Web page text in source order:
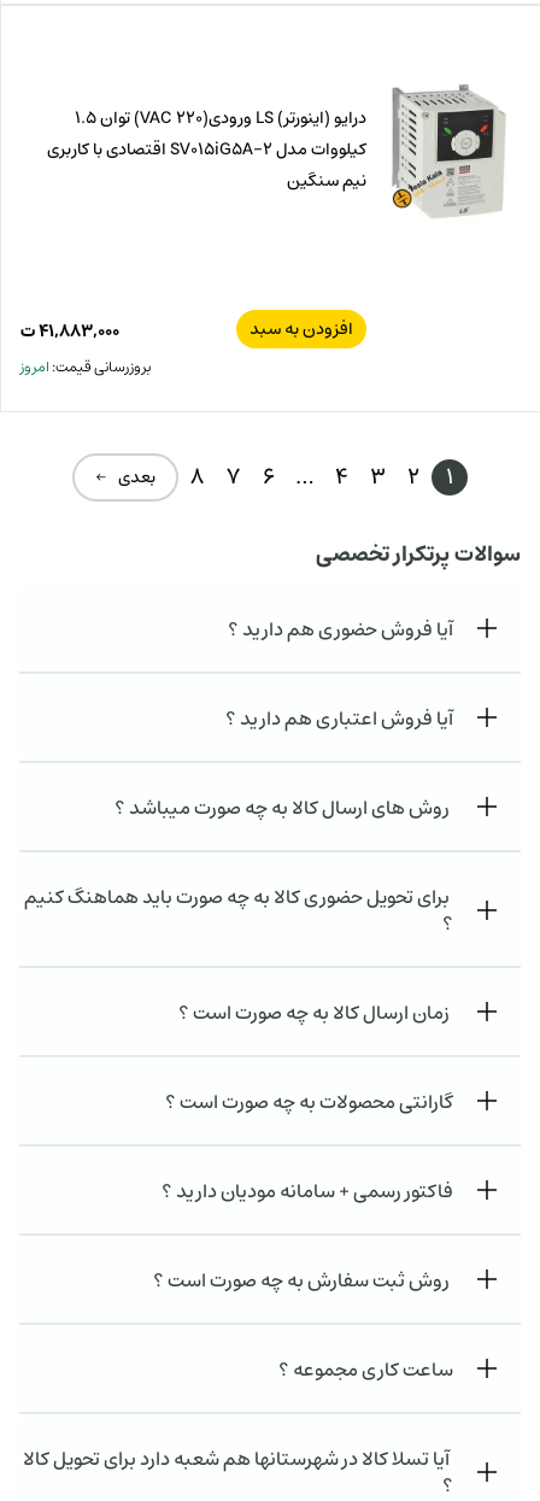
درایو (اینورتر) LS ورودی(220 VAC) توان 1.5
کیلووات مدل SV015iG5A-2 اقتصادی با کاربری
نیم سنگین
افزودن به سبد ۴۱,۸۸۳,۰۰۰ت
بروزرسانی قیمت:امروز
1
2
3
4
…
6
7
8 بعدی ←
سوالات پرتکرار تخصصی
آیا فروش حضوری هم دارید ؟
آیا فروش اعتباری هم دارید ؟
روش های ارسال کالا به چه صورت میباشد ؟
برای تحویل حضوری کالا به چه صورت باید هماهنگ کنیم
؟
زمان ارسال کالا به چه صورت است ؟
گارانتی محصولات به چه صورت است ؟
فاکتور رسمی + سامانه مودیان دارید ؟
روش ثبت سفارش به چه صورت است ؟
ساعت کاری مجموعه ؟
آیا تسلا کالا در شهرستانها هم شعبه دارد برای تحویل کالا
؟